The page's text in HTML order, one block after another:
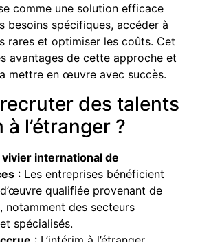
comme une solution efficace
besoins spécifiques, accéder à
rares et optimiser les coûts. Cet
avantages de cette approche et
mettre en œuvre avec succès.
des talents
l’étranger ?
international de
: Les entreprises bénéficient
d’œuvre qualifiée provenant de
notamment des secteurs
spécialisés.